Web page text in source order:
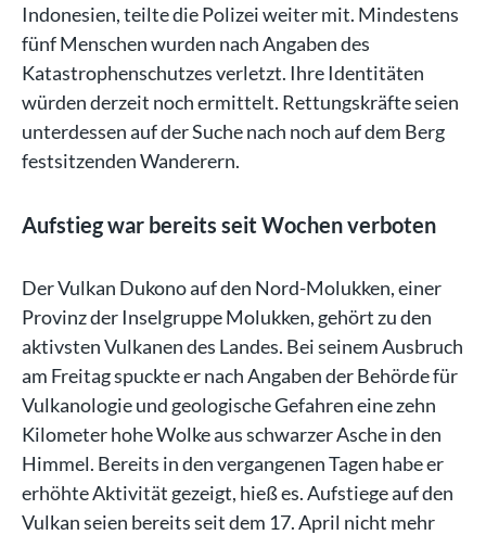
Indonesien, teilte die Polizei weiter mit. Mindestens
fünf Menschen wurden nach Angaben des
Katastrophenschutzes verletzt. Ihre Identitäten
würden derzeit noch ermittelt. Rettungskräfte seien
unterdessen auf der Suche nach noch auf dem Berg
festsitzenden Wanderern.
Aufstieg war bereits seit Wochen verboten
Der Vulkan Dukono auf den Nord-Molukken, einer
Provinz der Inselgruppe Molukken, gehört zu den
aktivsten Vulkanen des Landes. Bei seinem Ausbruch
am Freitag spuckte er nach Angaben der Behörde für
Vulkanologie und geologische Gefahren eine zehn
Kilometer hohe Wolke aus schwarzer Asche in den
Himmel. Bereits in den vergangenen Tagen habe er
erhöhte Aktivität gezeigt, hieß es. Aufstiege auf den
Vulkan seien bereits seit dem 17. April nicht mehr